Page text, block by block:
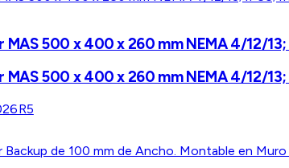
500 x 400 x 260 mm NEMA 4/12/
500 x 400 x 260 mm NEMA 4/12/